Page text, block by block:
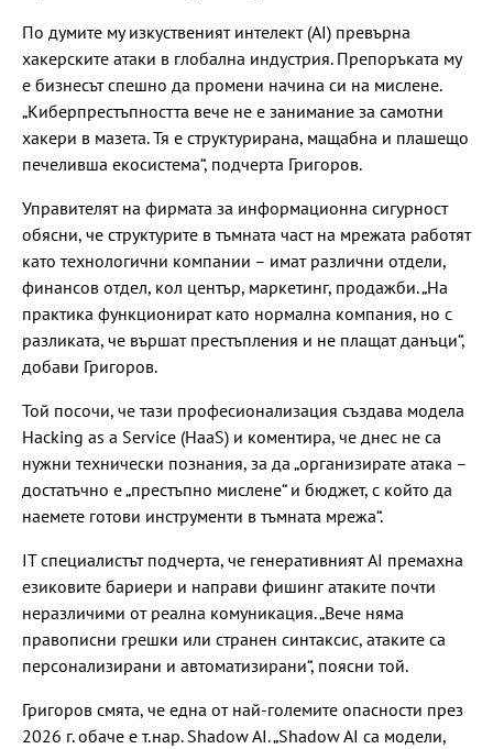
По думите му изкуственият интелект (AI) превърна
хакерските атаки в глобална индустрия. Препоръката му
е бизнесът спешно да промени начина си на мислене.
„Киберпрестъпността вече не е занимание за самотни
хакери в мазета. Тя е структурирана, мащабна и плашещо
печеливша екосистема“, подчерта Григоров.
Управителят на фирмата за информационна сигурност
обясни, че структурите в тъмната част на мрежата работят
като технологични компании – имат различни отдели,
финансов отдел, кол център, маркетинг, продажби. „На
практика функционират като нормална компания, но с
разликата, че вършат престъпления и не плащат данъци“,
добави Григоров.
Той посочи, че тази професионализация създава модела
Hacking as a Service (HaaS) и коментира, че днес не са
нужни технически познания, за да „организирате атака –
достатъчно е „престъпно мислене“ и бюджет, с който да
наемете готови инструменти в тъмната мрежа“.
IT специалистът подчерта, че генеративният AI премахна
езиковите бариери и направи фишинг атаките почти
неразличими от реална комуникация. „Вече няма
правописни грешки или странен синтаксис, атаките са
персонализирани и автоматизирани“, поясни той.
Григоров смята, че една от най-големите опасности през
2026 г. обаче е т.нар. Shadow AI. „Shadow AI са модели,